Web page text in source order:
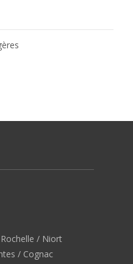
/ Niort
/ Cognac